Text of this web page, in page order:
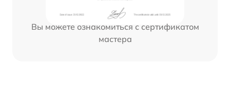
Вы можете ознакомиться с сертификатом
мастера